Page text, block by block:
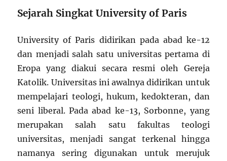
Sejarah Singkat University of Paris
University of Paris didirikan pada abad ke-12
dan menjadi salah satu universitas pertama di
Eropa yang diakui secara resmi oleh Gereja
Katolik. Universitas ini awalnya didirikan untuk
mempelajari teologi, hukum, kedokteran, dan
seni liberal. Pada abad ke-13, Sorbonne, yang
merupakan salah satu fakultas teologi
universitas, menjadi sangat terkenal hingga
namanya sering digunakan untuk merujuk